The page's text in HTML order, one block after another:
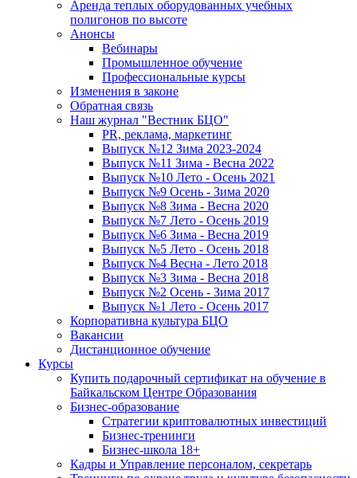
Аренда теплых оборудованных учебных
полигонов по высоте
Анонсы
Вебинары
Промышленное обучение
Профессиональные курсы
Изменения в законе
Обратная связь
Наш журнал "Вестник БЦО"
PR, реклама, маркетинг
Выпуск №12 Зима 2023-2024
Выпуск №11 Зима - Весна 2022
Выпуск №10 Лето - Осень 2021
Выпуск №9 Осень - Зима 2020
Выпуск №8 Зима - Весна 2020
Выпуск №7 Лето - Осень 2019
Выпуск №6 Зима - Весна 2019
Выпуск №5 Лето - Осень 2018
Выпуск №4 Весна - Лето 2018
Выпуск №3 Зима - Весна 2018
Выпуск №2 Осень - Зима 2017
Выпуск №1 Лето - Осень 2017
Корпоративна культура БЦО
Вакансии
Дистанционное обучение
Курсы
Купить подарочный сертификат на обучение в
Байкальском Центре Образования
Бизнес-образование
Стратегии криптовалютных инвестиций
Бизнес-тренинги
Бизнес-школа 18+
Кадры и Управление персоналом, секретарь